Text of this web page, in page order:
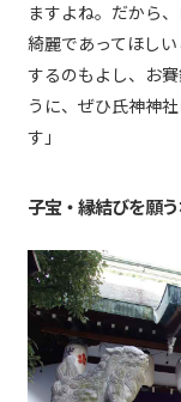
ますよね。だから
綺麗であってほし
するのもよし、お
うに、ぜひ氏神神
す」
子宝・縁結びを願う